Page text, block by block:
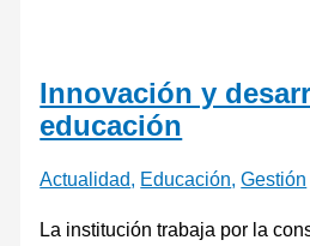
Innovación y
educación
Actualidad, Educación,Gestión
La institución trabaja por la